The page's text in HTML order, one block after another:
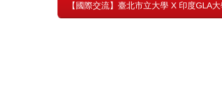
【國際交流】臺北市立大學 X 印度GLA